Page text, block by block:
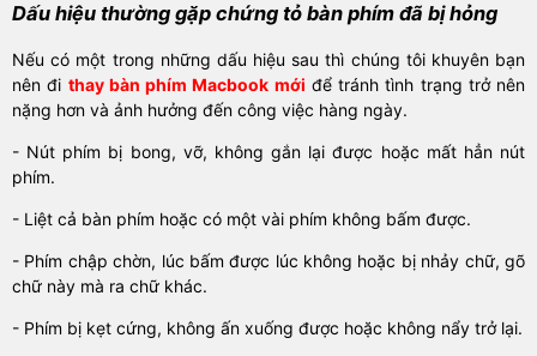
Dấu hiệu thường gặp chứng tỏ bàn phím đã bị hỏng
Nếu có một trong những dấu hiệu sau thì chúng tôi khuyên bạn
nên đi thay bàn phím Macbook mới để tránh tình trạng trở nên
nặng hơn và ảnh hưởng đến công việc hàng ngày.
- Nút phím bị bong, vỡ, không gắn lại được hoặc mất hẳn nút
phím.
- Liệt cả bàn phím hoặc có một vài phím không bấm được.
- Phím chập chờn, lúc bấm được lúc không hoặc bị nhảy chữ, gõ
chữ này mà ra chữ khác.
- Phím bị kẹt cứng, không ấn xuống được hoặc không nẩy trở lại.